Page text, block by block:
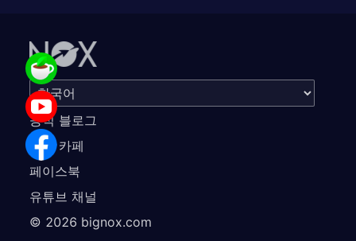
공식 블로그
공식 카페
페이스북
유튜브 채널
© 2026 bignox.com